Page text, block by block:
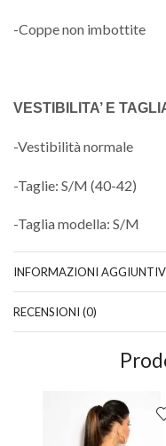
-Coppe non imbottite
VESTIBILITA’ E
-Vestibilità normale
-Taglie: S/M (40-42)
-Taglia modella: S/M
INFORMAZIONI
RECENSIONI (0)